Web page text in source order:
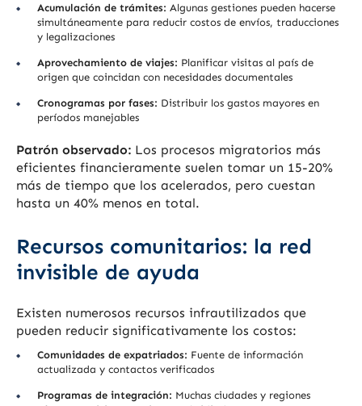
Acumulación de trámites: Algunas gestiones pueden hacerse
simultáneamente para reducir costos de envíos, traducciones
y legalizaciones
Aprovechamiento de viajes: Planificar visitas al país de
origen que coincidan con necesidades documentales
Cronogramas por fases: Distribuir los gastos mayores en
períodos manejables
Patrón observado: Los procesos migratorios más
eficientes financieramente suelen tomar un 15-20%
más de tiempo que los acelerados, pero cuestan
hasta un 40% menos en total.
Recursos comunitarios: la red
invisible de ayuda
Existen numerosos recursos infrautilizados que
pueden reducir significativamente los costos:
Comunidades de expatriados: Fuente de información
actualizada y contactos verificados
Programas de integración: Muchas ciudades y regiones